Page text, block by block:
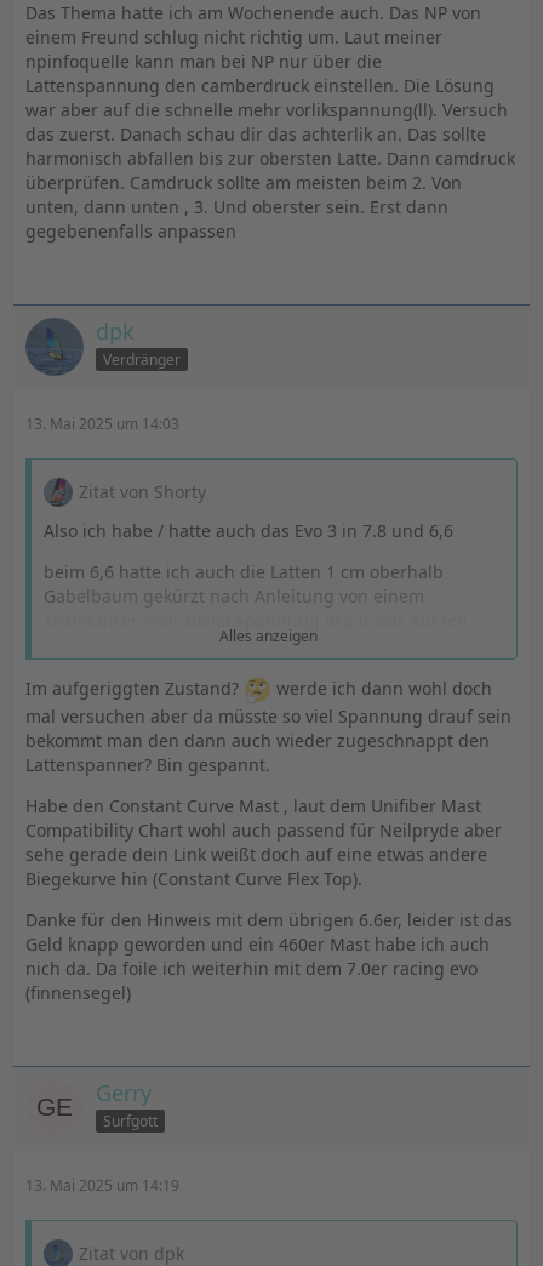
Das Thema hatte ich am Wochenende auch. Das NP von
einem Freund schlug nicht richtig um. Laut meiner
npinfoquelle kann man bei NP nur über die
Lattenspannung den camberdruck einstellen. Die Lösung
war aber auf die schnelle mehr vorlikspannung(ll). Versuch
das zuerst. Danach schau dir das achterlik an. Das sollte
harmonisch abfallen bis zur obersten Latte. Dann camdruck
überprüfen. Camdruck sollte am meisten beim 2. Von
unten, dann unten , 3. Und oberster sein. Erst dann
gegebenenfalls anpassen
dpk
Verdränger
13. Mai 2025 um 14:03
Zitat von Shorty
Also ich habe / hatte auch das Evo 3 in 7.8 und 6,6
beim 6,6 hatte ich auch die Latten 1 cm oberhalb
Gabelbaum gekürzt nach Anleitung von einem
geht auch im aufgeriggten Zustand, einfach
1. Fehler falscher Mast, Du hast sicher den Unifiber in
Flextop? richtig? Die Prydemasten sind ab 490 CC!
Versuche mal einen North/Gun/Mast. Ich verwende den
FLX100 / TPX100
2. beim 6.6 wäre es eigentlich ein FT Mast, da verwende
ich den North Platinium, der hervorragend funktioniert,
keine Ahnung warum..
3. Ja richtig viel LL, sonst wird das Segel zu toplastig.
P.S. ich hätte noch ein 6.6 übrig, wenn Du nach unten
Alles anzeigen
Im aufgeriggten Zustand?
werde ich dann wohl doch
mal versuchen aber da müsste so viel Spannung drauf sein
bekommt man den dann auch wieder zugeschnappt den
Lattenspanner? Bin gespannt.
Habe den Constant Curve Mast , laut dem Unifiber Mast
Compatibility Chart wohl auch passend für Neilpryde aber
sehe gerade dein Link weißt doch auf eine etwas andere
Biegekurve hin (Constant Curve Flex Top).
Danke für den Hinweis mit dem übrigen 6.6er, leider ist das
Geld knapp geworden und ein 460er Mast habe ich auch
nich da. Da foile ich weiterhin mit dem 7.0er racing evo
(finnensegel)
Gerry
Surfgott
13. Mai 2025 um 14:19
Zitat von dpk